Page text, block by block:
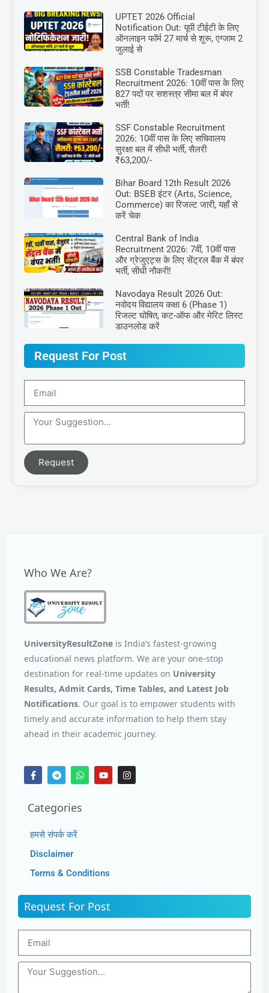
UPTET 2026 Official
Notification Out: यूपी टीईटी के लिए
ऑनलाइन फॉर्म 27 मार्च से शुरू, एग्जाम 2
जुलाई से
SSB Constable Tradesman
Recruitment 2026: 10वीं पास के लिए
827 पदों पर सशस्त्र सीमा बल में बंपर
भर्ती!
SSF Constable Recruitment
2026: 10वीं पास के लिए सचिवालय
सुरक्षा बल में सीधी भर्ती, सैलरी
₹63,200/-
Bihar Board 12th Result 2026
Out: BSEB इंटर (Arts, Science,
Commerce) का रिजल्ट जारी, यहाँ से
करें चेक
Central Bank of India
Recruitment 2026: 7वीं, 10वीं पास
और ग्रेजुएट्स के लिए सेंट्रल बैंक में बंपर
भर्ती, सीधी नौकरी!
Navodaya Result 2026 Out:
नवोदय विद्यालय कक्षा 6 (Phase 1)
रिजल्ट घोषित, कट-ऑफ और मेरिट लिस्ट
डाउनलोड करें
Request For Post
Request
Who We Are?
UniversityResultZone is India’s fastest-growing
educational news platform. We are your one-stop
destination for real-time updates on University
Results, Admit Cards, Time Tables, and Latest Job
Notifications. Our goal is to empower students with
timely and accurate information to help them stay
ahead in their academic journey.
Categories
हमसे संपर्क करें
Disclaimer
Terms & Conditions
Request For Post